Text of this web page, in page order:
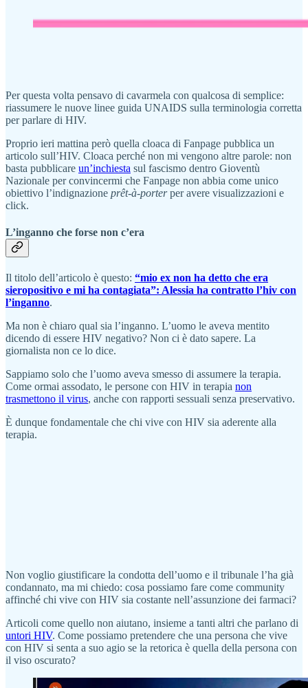
Per questa volta pensavo di cavarmela con qualcosa di semplice:
riassumere le nuove linee guida UNAIDS sulla terminologia corretta
per parlare di HIV.
Proprio ieri mattina però quella cloaca di Fanpage pubblica un
articolo sull’HIV. Cloaca perché non mi vengono altre parole: non
basta pubblicare un’inchiesta sul fascismo dentro Gioventù
Nazionale per convincermi che Fanpage non abbia come unico
obiettivo l’indignazione prêt-à-porterper avere visualizzazioni e
click.
L’inganno che forse non c’era
Il titolo dell’articolo è questo: “mio ex non ha detto che era
sieropositivo e mi ha contagiata”: Alessia ha contratto l’hiv con
l’inganno.
Ma non è chiaro qual sia l’inganno. L’uomo le aveva mentito
dicendo di essere HIV negativo? Non ci è dato sapere. La
giornalista non ce lo dice.
Sappiamo solo che l’uomo aveva smesso di assumere la terapia.
Come ormai assodato, le persone con HIV in terapia non
trasmettono il virus, anche con rapporti sessuali senza preservativo.
È dunque fondamentale che chi vive con HIV sia aderente alla
terapia.
Non voglio giustificare la condotta dell’uomo e il tribunale l’ha già
condannato, ma mi chiedo: cosa possiamo fare come community
affinché chi vive con HIV sia costante nell’assunzione dei farmaci?
Articoli come quello non aiutano, insieme a tanti altri che parlano di
untori HIV. Come possiamo pretendere che una persona che vive
con HIV si senta a suo agio se la retorica è quella della persona con
il viso oscurato?